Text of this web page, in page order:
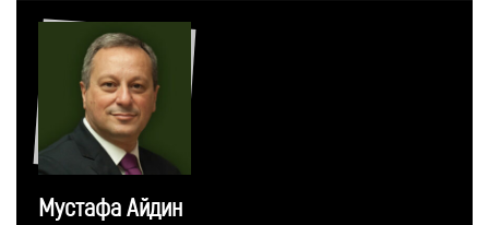
Мустафа Айдин